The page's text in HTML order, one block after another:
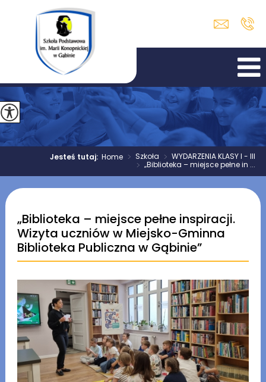
Jesteś tutaj:Home > Szkoła > WYDARZENIA KLASY I - III
> „Biblioteka – miejsce pełne in ...
„Biblioteka – miejsce pełne inspiracji.
Wizyta uczniów w Miejsko-Gminna
Biblioteka Publiczna w Gąbinie”